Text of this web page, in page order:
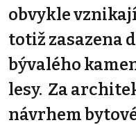
obvykle
totiž zasazena
bývalého
lesy. Za
návrhem